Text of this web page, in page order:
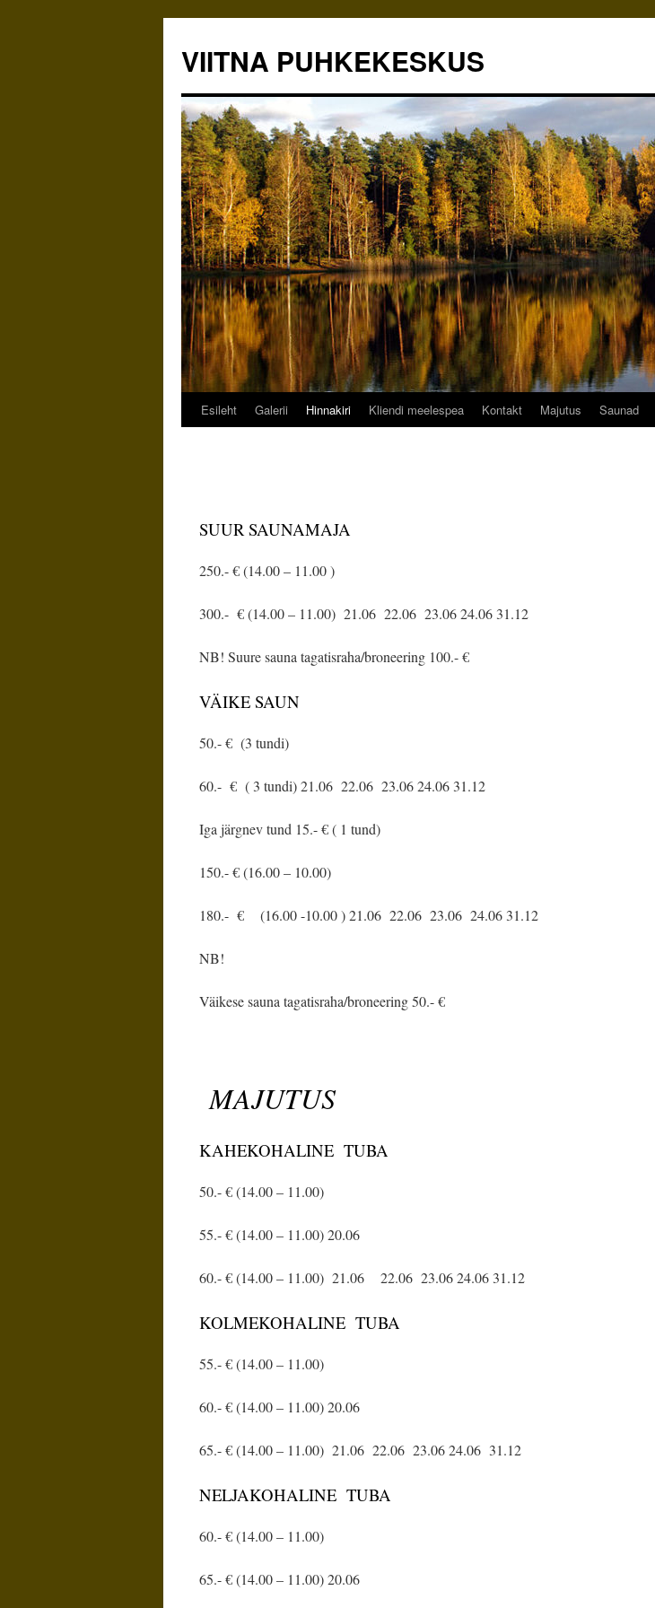
VIITNA PUHKEKESKUS
Liigu
Esileht Galerii Hinnakiri Kliendi meelespea Kontakt Majutus Saunad
SUUR SAUNAMAJA
250.- € (14.00 – 11.00 )
300.- € (14.00 – 11.00) 21.06 22.06 23.06 24.06 31.12
NB! Suure sauna tagatisraha/broneering 100.- €
VÄIKE SAUN
50.- € (3 tundi)
60.- € ( 3 tundi) 21.06 22.06 23.06 24.06 31.12
Iga järgnev tund 15.- € ( 1 tund)
150.- € (16.00 – 10.00)
180.- € (16.00 -10.00 ) 21.06 22.06 23.06 24.06 31.12
NB!
Väikese sauna tagatisraha/broneering 50.- €
MAJUTUS
KAHEKOHALINE TUBA
50.- € (14.00 – 11.00)
55.- € (14.00 – 11.00) 20.06
60.- € (14.00 – 11.00) 21.06 22.06 23.06 24.06 31.12
KOLMEKOHALINE TUBA
55.- € (14.00 – 11.00)
60.- € (14.00 – 11.00) 20.06
65.- € (14.00 – 11.00) 21.06 22.06 23.06 24.06 31.12
NELJAKOHALINE TUBA
60.- € (14.00 – 11.00)
65.- € (14.00 – 11.00) 20.06